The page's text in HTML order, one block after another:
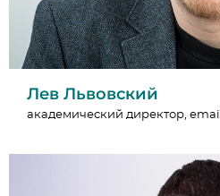
Лев Львовский
академический директор, email